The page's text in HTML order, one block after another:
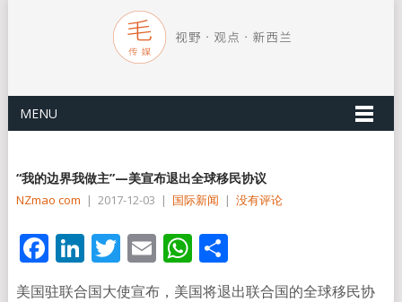
MENU
“我的边界我做主”—美宣布退出全球移民协议
NZmao com | 2017-12-03 | 国际新闻 | 没有评论
Facebook
LinkedIn
Twitter
EmailWhatsApp
分
享
美国驻联合国大使宣布，美国将退出联合国的全球移民协